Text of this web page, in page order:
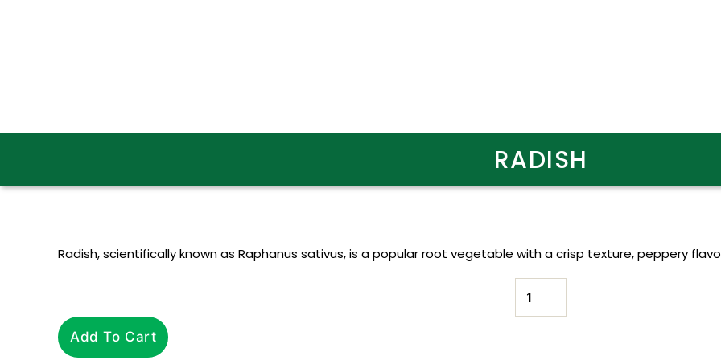
RADISH
Radish, scientifically known as Raphanus sativus, is a popular root vegetable with a crisp texture, peppery
Add To Cart